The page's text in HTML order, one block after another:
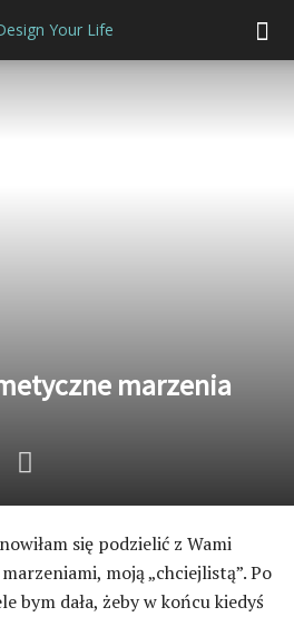
marzenia
się podzielić z Wami
moją „chciejlistą”. Po
bym dała, żeby w końcu kiedyś